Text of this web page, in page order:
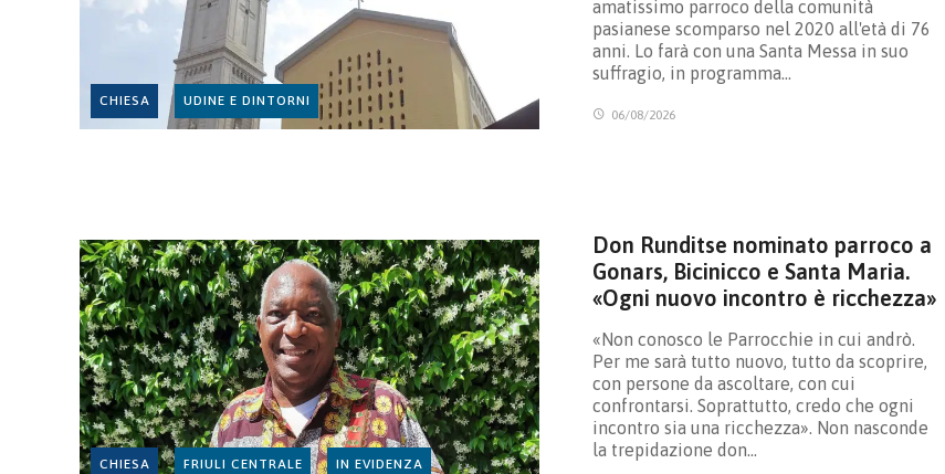
CHIESA UDINE E DINTORNI
amatissimo parroco della comunità
pasianese scomparso nel 2020 all'età di 76
anni. Lo farà con una Santa Messa in suo
suffragio, in programma…
06/08/2026
CHIESA FRIULI CENTRALE IN EVIDENZA
Don Runditse nominato parroco a
Gonars, Bicinicco e Santa Maria.
«Ogni nuovo incontro è ricchezza»
«Non conosco le Parrocchie in cui andrò.
Per me sarà tutto nuovo, tutto da scoprire,
con persone da ascoltare, con cui
confrontarsi. Soprattutto, credo che ogni
incontro sia una ricchezza». Non nasconde
la trepidazione don…